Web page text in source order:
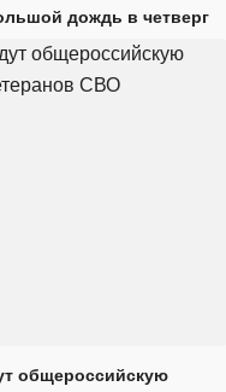
дождь в четверг
общероссийскую